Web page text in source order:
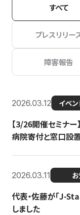
すべて
プレスリリー
障害報告
2026.03.12 イベン
【3/26開催セミナ
病院寄付と窓口設
2026.03.11
代表・佐藤が「J-
しました